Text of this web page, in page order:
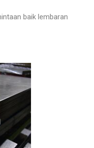
baik lembaran